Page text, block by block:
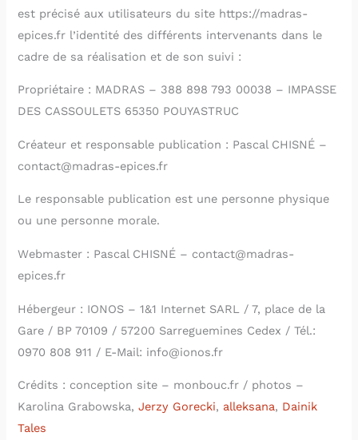
est précisé aux utilisateurs du site https://madras-
epices.fr l’identité des différents intervenants dans le
cadre de sa réalisation et de son suivi :
Propriétaire : MADRAS – 388 898 793 00038 – IMPASSE
DES CASSOULETS 65350 POUYASTRUC
Créateur et responsable publication : Pascal CHISNÉ –
contact@madras-epices.fr
Le responsable publication est une personne physique
ou une personne morale.
Webmaster : Pascal CHISNÉ – contact@madras-
epices.fr
Hébergeur : IONOS – 1&1 Internet SARL / 7, place de la
Gare / BP 70109 / 57200 Sarreguemines Cedex / Tél.:
0970 808 911 / E-Mail: info@ionos.fr
Crédits : conception site – monbouc.fr / photos –
Karolina Grabowska,Jerzy Gorecki, alleksana, Dainik
Tales